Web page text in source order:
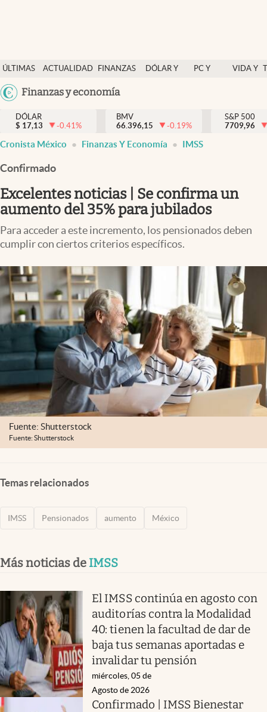
ÚLTIMAS
NOTICIAS
ACTUALIDAD
FINANZAS
DÓLAR Y
PC Y
VIDA Y
México
Finanzas y economía
Actualidad
Finanzas y economía
Dólar y mercados
Pc y celular
Vida y estilo
Clima
Espiritualidad
Mediakit
abre en nueva pestaña
México
DÓLAR
$ 17,13 -0.41%
BMV
66.396,15
-0.19%
S&P 500
7709,96
Cronista México Finanzas Y Economía IMSS
Confirmado
Excelentes noticias | Se confirma un
aumento del 35% para jubilados
Para acceder a este incremento, los pensionados deben
cumplir con ciertos criterios específicos.
Fuente: Shutterstock
Fuente: Shutterstock
Temas relacionados
IMSS Pensionados aumento México
Más noticias de IMSS
El IMSS continúa en agosto con
auditorías contra la Modalidad
40: tienen la facultad de dar de
baja tus semanas aportadas e
invalidar tu pensión
miércoles, 05 de
Agosto de 2026
Confirmado | IMSS Bienestar